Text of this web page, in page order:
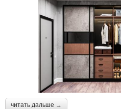
читать дальше →